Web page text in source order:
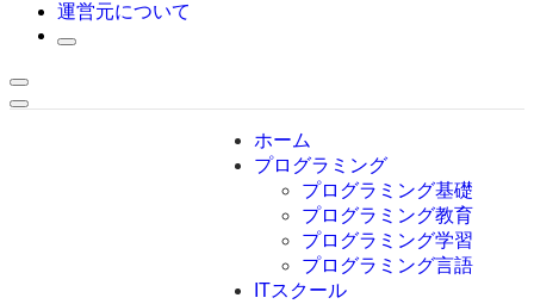
運営元について
ホーム
プログラミング
プログラミング基礎
プログラミング教育
プログラミング学習
プログラミング言語
ITスクール